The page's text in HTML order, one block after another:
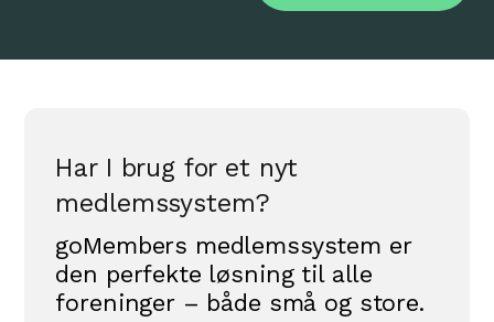
Har I brug for et nyt
medlemssystem?
goMembers medlemssystem er
den perfekte løsning til alle
foreninger – både små og store.